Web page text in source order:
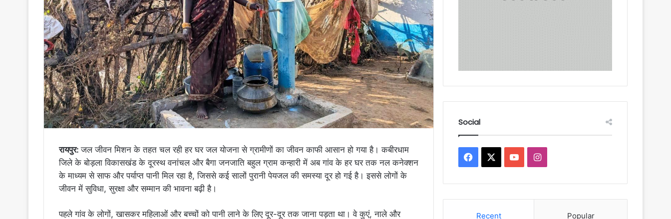
रायपुर:जल जीवन मिशन के तहत चल रही हर घर जल योजना से ग्रामीणों का जीवन काफी आसान हो गया है। कबीरधाम
जिले के बोड़ला विकासखंड के दूरस्थ वनांचल और बैगा जनजाति बहुल ग्राम कन्हारी में अब गांव के हर घर तक नल कनेक्शन
के माध्यम से साफ और पर्याप्त पानी मिल रहा है, जिससे कई सालों पुरानी पेयजल की समस्या दूर हो गई है। इससे लोगों के
जीवन में सुविधा, सुरक्षा और सम्मान की भावना बढ़ी है।
पहले गांव के लोगों, खासकर महिलाओं और बच्चों को पानी लाने के लिए दूर-दूर तक जाना पड़ता था। वे कुएं, नाले और
Social
Facebook YouTubeInstagram
Recent Popular